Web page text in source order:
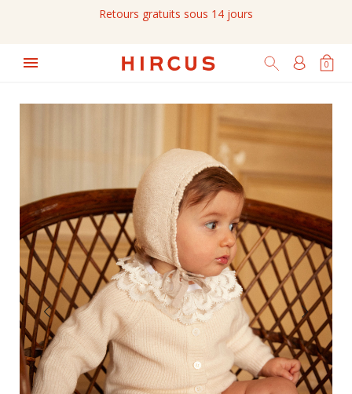
Retours gratuits sous 14 jours
0